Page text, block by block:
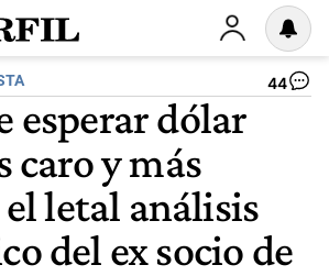
44
esperar dólar
caro y más
letal análisis
del ex socio de